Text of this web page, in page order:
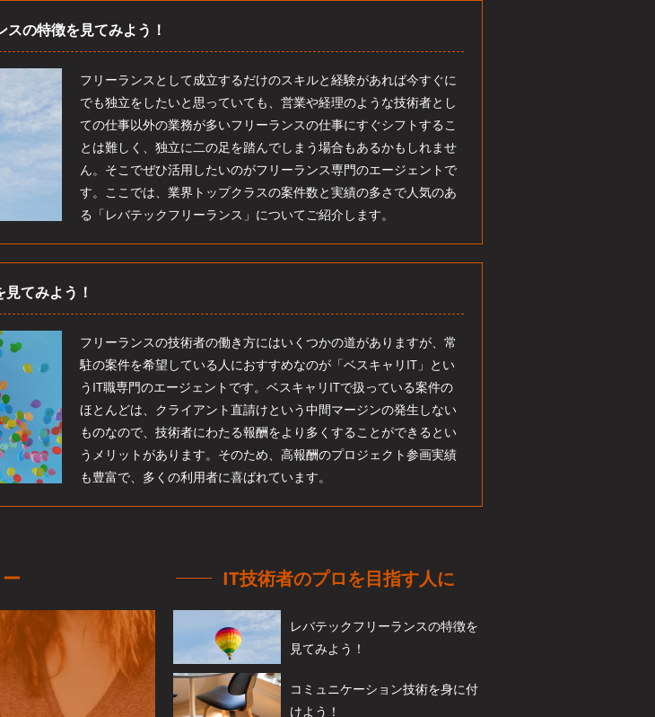
の特徴を見てみよう！
フリーランスとして成立するだけのスキルと経験があれば今すぐに
でも独立をしたいと思っていても、営業や経理のような技術者とし
ての仕事以外の業務が多いフリーランスの仕事にすぐシフトするこ
とは難しく、独立に二の足を踏んでしまう場合もあるかもしれませ
ん。そこでぜひ活用したいのがフリーランス専門のエージェントで
す。ここでは、業界トップクラスの案件数と実績の多さで人気のあ
る「レバテックフリーランス」についてご紹介します。
てみよう！
フリーランスの技術者の働き方にはいくつかの道がありますが、常
駐の案件を希望している人におすすめなのが「ベスキャリIT」とい
うIT職専門のエージェントです。ベスキャリITで扱っている案件の
ほとんどは、クライアント直請けという中間マージンの発生しない
ものなので、技術者にわたる報酬をより多くすることができるとい
うメリットがあります。そのため、高報酬のプロジェクト参画実績
も豊富で、多くの利用者に喜ばれています。
IT技術者のプロを目指す人に
レバテックフリーランスの特徴を
見てみよう！
コミュニケーション技術を身に付
けよう！